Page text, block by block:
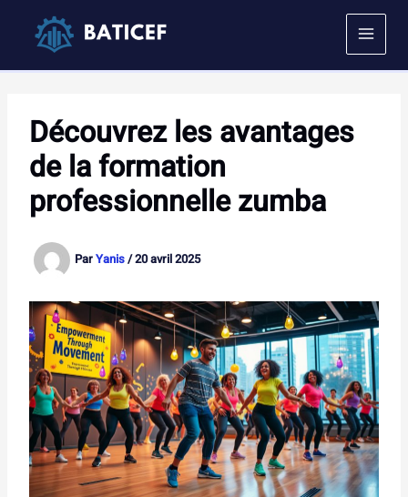
contenu
Découvrez les avantages
de la formation
professionnelle zumba
ParYanis/20 avril 2025